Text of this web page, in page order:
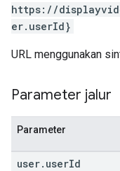
https://
er.userId}
URL menggunakan
Parameter jalur
Parameter
user. userId